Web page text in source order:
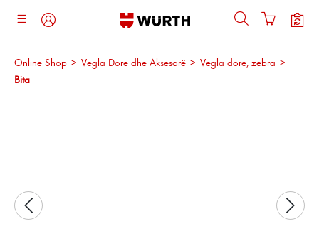
kryesore
Online Shop > Vegla Dore dhe Aksesorë > Vegla dore, zebra >
Bita